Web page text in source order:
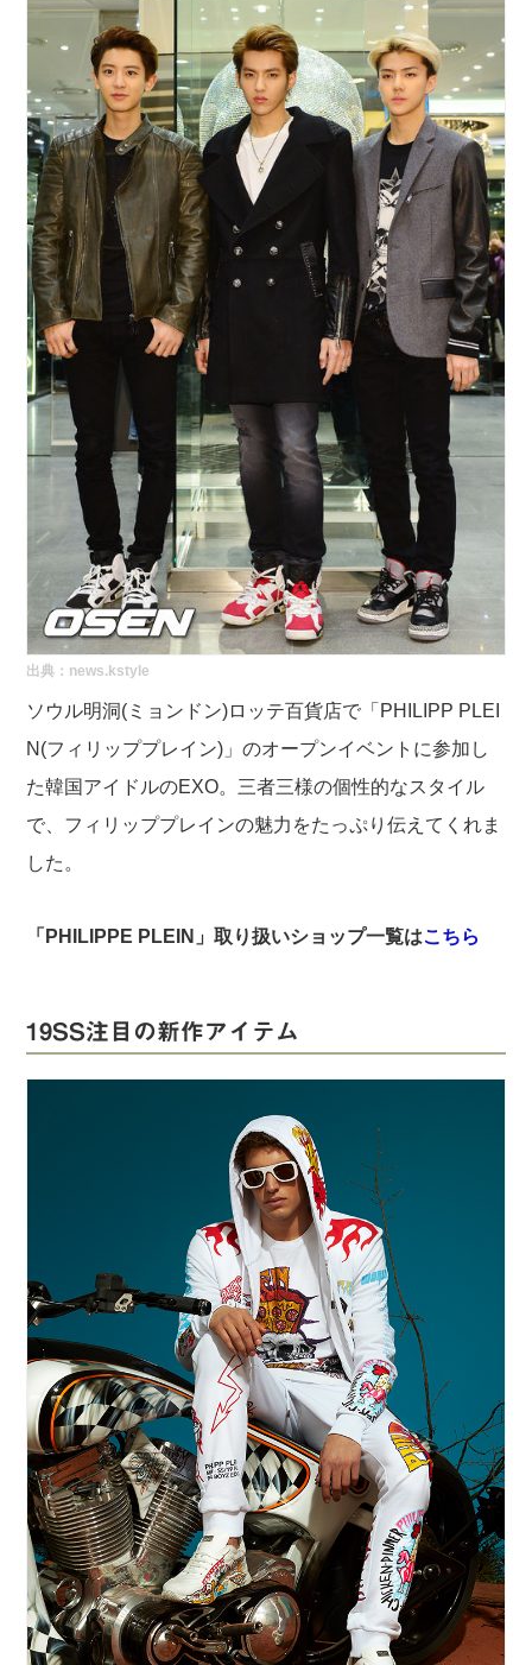
出典： news.kstyle
ソウル明洞(ミョンドン)ロッテ百貨店で「PHILIPP PLEI
N(フィリッププレイン)」のオープンイベントに参加し
た韓国アイドルのEXO。三者三様の個性的なスタイル
で、フィリッププレインの魅力をたっぷり伝えてくれま
した。
「PHILIPPE PLEIN」取り扱いショップ一覧はこちら
19SS注目の新作アイテム